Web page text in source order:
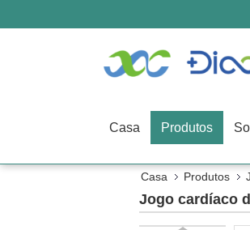
Casa Produtos
Casa Produtos
Jogo cardíaco